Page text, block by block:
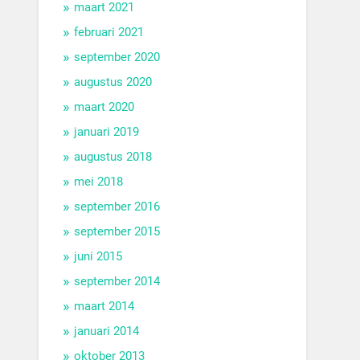
maart 2021
februari 2021
september 2020
augustus 2020
maart 2020
januari 2019
augustus 2018
mei 2018
september 2016
september 2015
juni 2015
september 2014
maart 2014
januari 2014
oktober 2013